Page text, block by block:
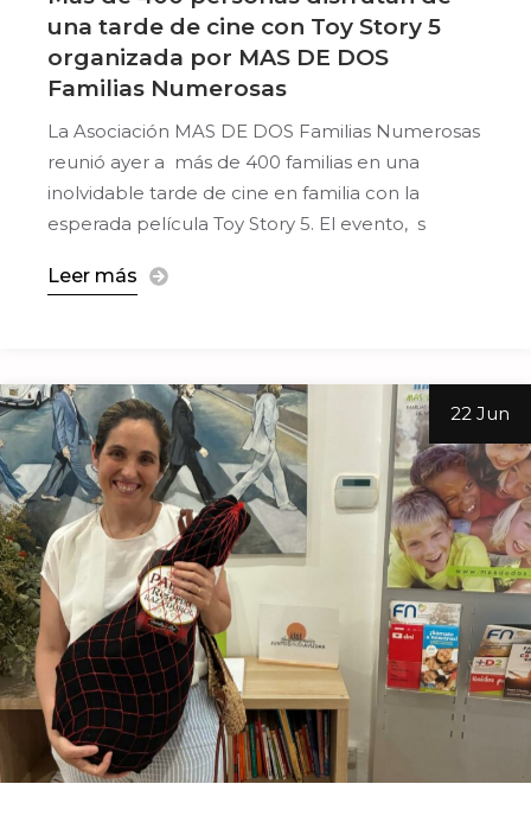
una tarde de cine con Toy Story 5
organizada por MAS DE DOS
Familias Numerosas
La Asociación MAS DE DOS Familias Numerosas
reunió ayer a más de 400 familias en una
inolvidable tarde de cine en familia con la
esperada película Toy Story 5. El evento, s
Leer más
22 Jun